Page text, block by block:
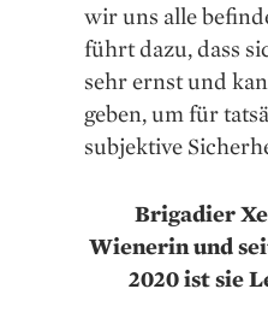
wir uns alle
führt dazu, dass
sehr ernst und
geben, um für
subjektive
Brigadier
Wienerin und
2020 ist sie